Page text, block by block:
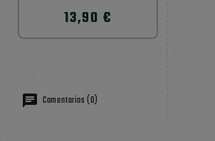
13,90 €
Comentarios (0)